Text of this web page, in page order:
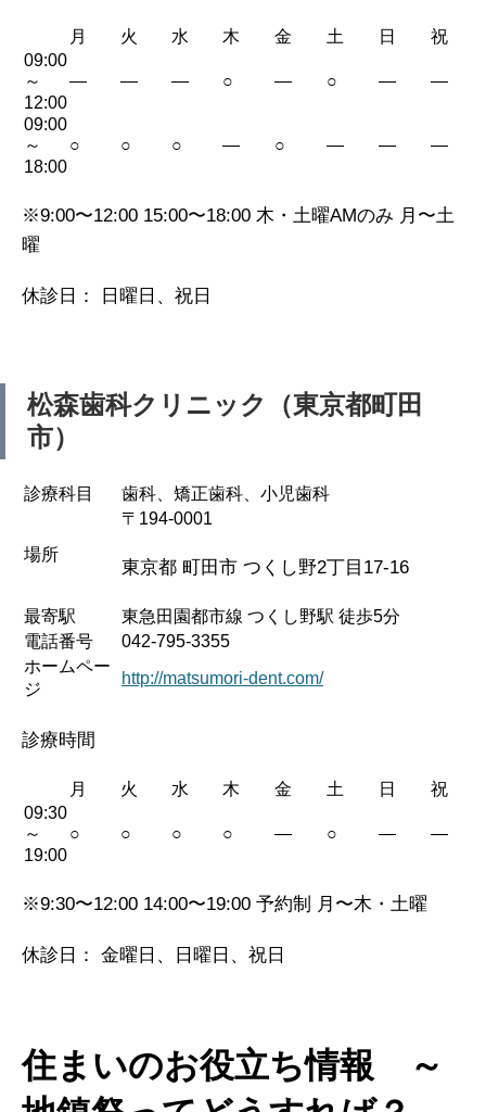
月 火 水 木 金 土 日
祝
09:00
～
12:00
— — — ○ — ○ — —
09:00
～
18:00
○ ○ ○ — ○ — — —
※9:00〜12:00 15:00〜18:00 木・土曜AMのみ 月〜土
曜
休診日： 日曜日、祝日
松森歯科クリニック（東京都町田
市）
診療科目 歯科、矯正歯科、小児歯科
場所
〒194-0001
東京都 町田市 つくし野2丁目17-16
最寄駅
東急田園都市線 つくし野駅 徒歩5分
電話番号
042-795-3355
ホームペー
ジ
http://matsumori-dent.com/
診療時間
月 火 水 木 金 土 日
祝
09:30
～
19:00
○ ○ ○ ○ — ○ — —
※9:30〜12:00 14:00〜19:00 予約制 月〜木・土曜
休診日： 金曜日、日曜日、祝日
住まいのお役立ち情報 ～